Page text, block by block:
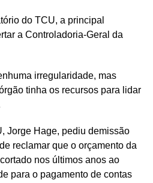
do TCU, a principal
a Controladoria-Geral da
irregularidade, mas
tinha os recursos para lidar
Jorge Hage, pediu demissão
reclamar que o orçamento da
nos últimos anos ao
para o pagamento de contas